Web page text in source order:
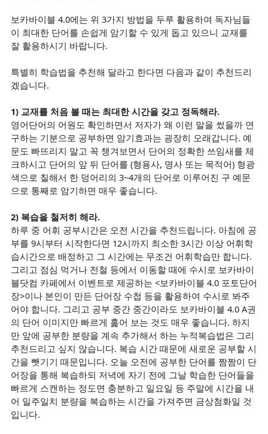
보카바이블 4.0에는 위 3가지 방법을 두루 활용하여 독자님들
이 최대한 단어를 손쉽게 암기할 수 있게 돕고 있으니 교재를
잘 활용하시기 바랍니다.
특별히 학습법을 추천해 달라고 한다면 다음과 같이 추천드리
겠습니다.
1) 교재를 처음 볼 때는 최대한 시간을 갖고 정독해라.
영어단어의 어원도 확인하면서 저자가 왜 이런 말을 썼을까 연
구하는 기분으로 공부하면 암기효과는 굉장히 오래갑니다. 예
문도 빠뜨리지 말고 꼭 챙겨보면서 단어의 정확한 쓰임새를 체
크하시고 단어의 앞 뒤 단어를 (형용사, 명사 또는 목적어) 형광
색으로 칠해서 한 덩어리의 3~4개의 단어로 이루어진 구 예문
으로 통째로 암기하면 매우 좋습니다.
2) 복습을 철저히 해라.
하루 중 어휘 공부시간은 오전 시간을 추천드립니다. 아침에 공
부를 9시부터 시작한다면 12시까지 최소한 3시간 이상 어휘학
습시간으로 배정하고 그 시간에는 무조건 어휘학습만 합니다.
그리고 점심 먹거나 전철 등에서 이동할 때에 수시로 보카바이
블닷컴 카페에서 이벤트로 제공하는 <보카바이블 4.0 포토단어
장>이나 본인이 만든 단어장 수첩 등을 활용하여 수시로 봐주
어야 합니다. 그리고 공부 중간 중간이라도 보카바이블 4.0 A권
의 단어 이미지만 빠르게 훑어 보는 것도 매우 좋습니다. 하지
만 앞에 공부한 분량을 계속 추가해서 하는 누적복습법은 그리
추천드리고 싶지 않습니다. 복습 시간 때문에 새로운 공부할 시
간을 뺏기기 때문입니다. 오늘 오전에 공부한 단어를 짬짬이 단
어장을 통해 복습하되 저녁에 자기 전에 그날 학습한 단어들을
빠르게 스캔하는 정도면 충분하고 일요일 등 주말에 시간을 내
어 일주일치 분량을 복습하는 시간을 가져주면 금상첨화일 것
입니다.